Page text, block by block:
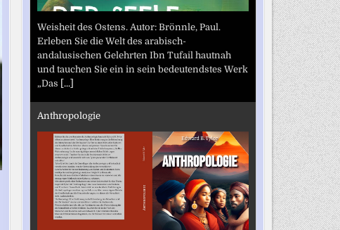
Weisheit des Ostens. Autor: Brönnle, Paul.
Erleben Sie die Welt des arabisch-
andalusischen Gelehrten Ibn Tufail hautnah
und tauchen Sie ein in sein bedeutendstes Werk
„Das [...]
Anthropologie